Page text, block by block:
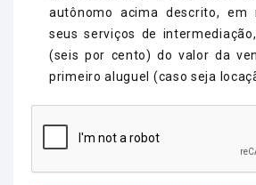
autônomo acima descrito, em
seus serviços de
(seis por cento) do valor da
primeiro aluguel (caso seja